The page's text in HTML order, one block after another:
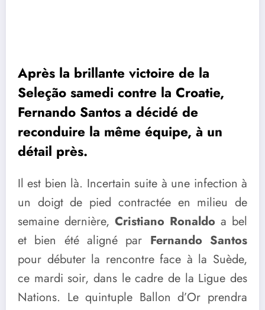
Après la brillante victoire de la
Seleção samedi contre la Croatie,
Fernando Santos a décidé de
reconduire la même équipe, à un
détail près.
Il est bien là. Incertain suite à une infection à
un doigt de pied contractée en milieu de
semaine dernière, Cristiano Ronaldo a bel
et bien été aligné par Fernando Santos
pour débuter la rencontre face à la Suède,
ce mardi soir, dans le cadre de la Ligue des
Nations. Le quintuple Ballon d’Or prendra